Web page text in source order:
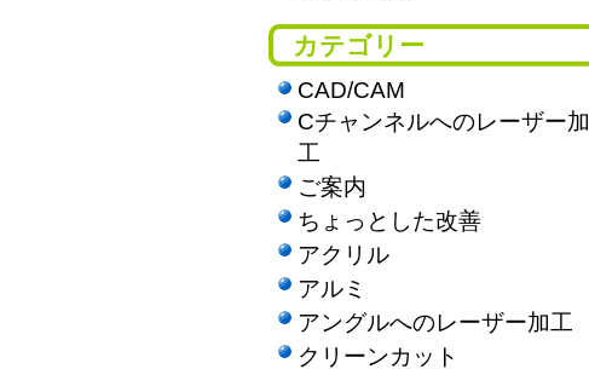
カテゴリー
CAD/CAM
Cチャンネルへのレーザー加
工
ご案内
ちょっとした改善
アクリル
アルミ
アングルへのレーザー加工
クリーンカット